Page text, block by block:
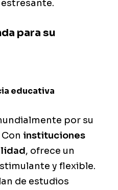
para su
educativa
por su
instituciones
, ofrece un
y flexible.
de estudios